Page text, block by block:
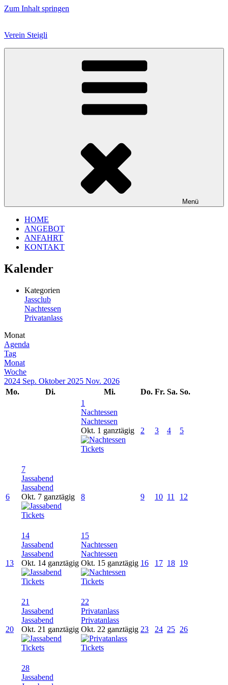
Zum Inhalt springen
Verein Steigli
Menü
HOME
ANGEBOT
ANFAHRT
KONTAKT
Kalender
Kategorien
Jassclub
Nachtessen
Privatanlass
Monat
Agenda
Tag
Monat
Woche
2024 Sep. Oktober 2025 Nov. 2026
Mo.
Di. Mi. Do. Fr. Sa. So.
1
Nachtessen
Nachtessen
Okt. 1 ganztägig
Tickets
2 3 4 5
6
7
Jassabend
Jassabend
Okt. 7 ganztägig
Tickets
8 9 10 11 12
13
14
Jassabend
Jassabend
Okt. 14 ganztägig
Tickets
15
Nachtessen
Nachtessen
Okt. 15 ganztägig
Tickets
16 17 18 19
20
21
Jassabend
Jassabend
Okt. 21 ganztägig
Tickets
22
Privatanlass
Privatanlass
Okt. 22 ganztägig
Tickets
23 24 25 26
28
Jassabend